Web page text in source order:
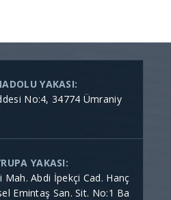
YAKASI:
No:4, 34774 Ümraniy
YAKASI:
Mah. Abdi İpekçi Cad. Hanç
Emintaş San. Sit. No:1 Ba